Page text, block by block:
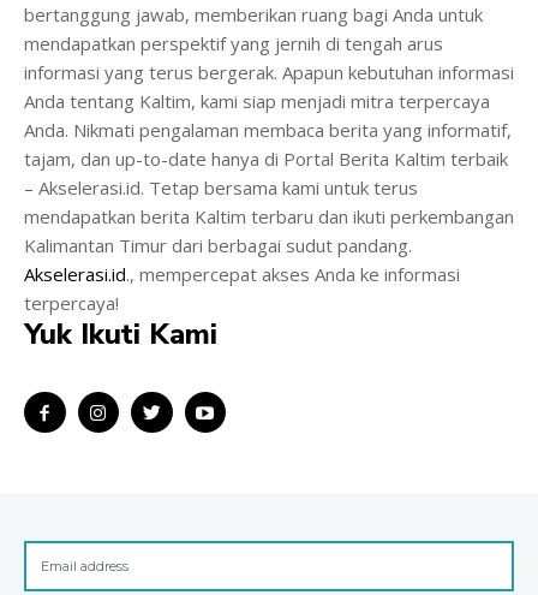
bertanggung jawab, memberikan ruang bagi Anda untuk
mendapatkan perspektif yang jernih di tengah arus
informasi yang terus bergerak. Apapun kebutuhan informasi
Anda tentang Kaltim, kami siap menjadi mitra terpercaya
Anda. Nikmati pengalaman membaca berita yang informatif,
tajam, dan up-to-date hanya di Portal Berita Kaltim terbaik
– Akselerasi.id. Tetap bersama kami untuk terus
mendapatkan berita Kaltim terbaru dan ikuti perkembangan
Kalimantan Timur dari berbagai sudut pandang.
Akselerasi.id., mempercepat akses Anda ke informasi
terpercaya!
Yuk Ikuti Kami